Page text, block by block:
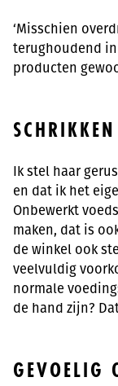
‘Misschien
terughoudend
producten
SCHRIKKEN
Ik stel haar
en dat ik het
Onbewerkt
maken, dat is
de winkel ook
veelvuldig
normale
de hand zijn?
GEVOELIG